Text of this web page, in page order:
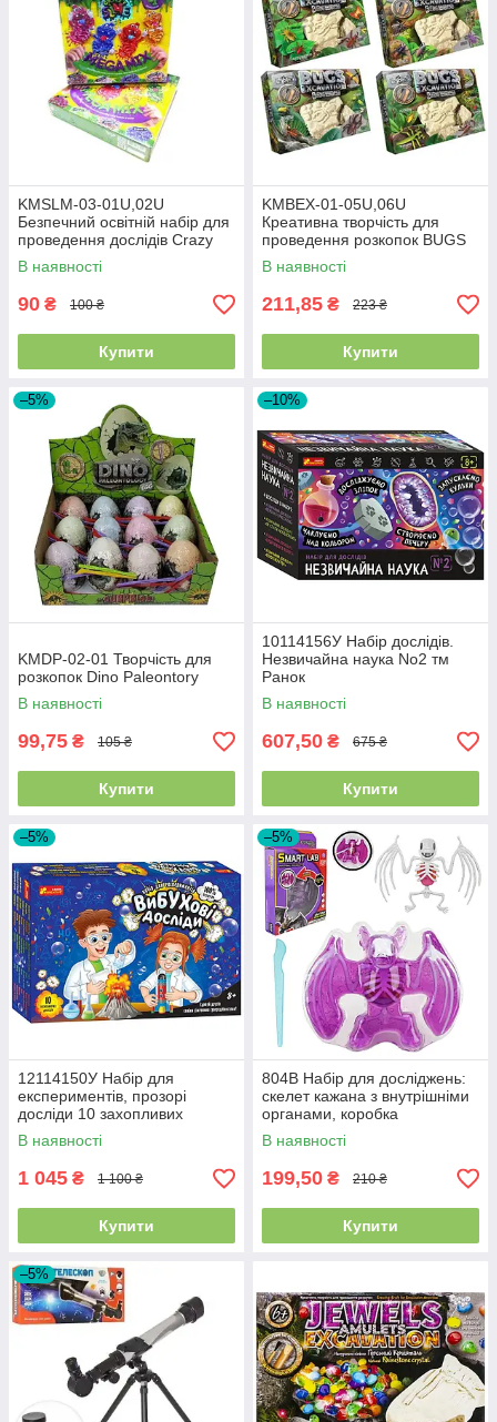
KMSLM-03-01U,02U
Безпечний освітній набір для
проведення дослідів Crazy
Slime 4в1
В наявності
90 ₴ 100 ₴
Купити
KMBEX-01-05U,06U
Креативна творчість для
проведення розкопок BUGS
EXCAVATION жуки
В наявності
211,85 ₴ 223 ₴
Купити
–5%
KMDP-02-01 Творчість для
розкопок Dino Paleontory
В наявності
99,75 ₴ 105 ₴
Купити
–10%
10114156У Набір дослідів.
Незвичайна наука No2 тм
Ранок
В наявності
607,50 ₴ 675 ₴
Купити
–5%
12114150У Набір для
експериментів, прозорі
досліди 10 захопливих
дослідів
В наявності
1 045 ₴ 1 100 ₴
Купити
–5%
804B Набір для досліджень:
скелет кажана з внутрішніми
органами, коробка
19,5×4,5×29,5 см
В наявності
199,50 ₴ 210 ₴
Купити
–5%